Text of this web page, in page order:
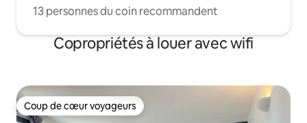
13 personnes du coin recommandent
Copropriétés à louer avec wifi
Coup de cœur voyageurs
Coup de cœur voyageurs